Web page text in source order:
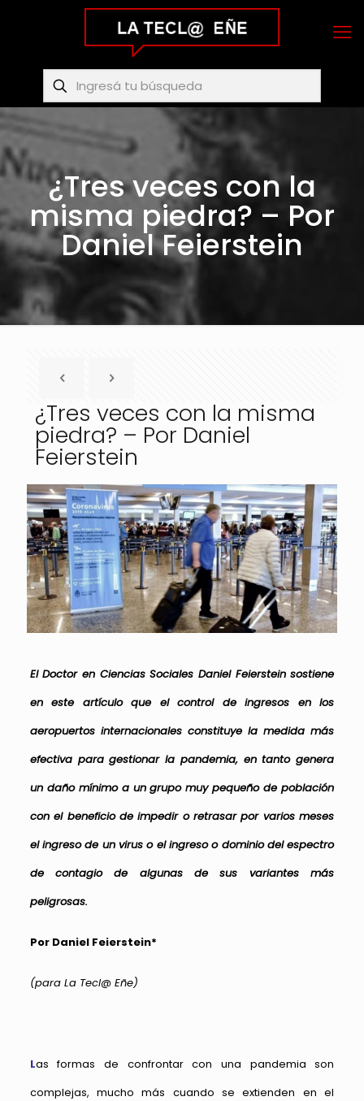
¿Tres veces con la
misma piedra? – Por
Daniel Feierstein
¿Tres veces con la misma
piedra? – Por Daniel
Feierstein
El Doctor en Ciencias Sociales Daniel Feierstein sostiene
en este artículo que el control de ingresos en los
aeropuertos internacionales constituye la medida más
efectiva para gestionar la pandemia, en tanto genera
un daño mínimo a un grupo muy pequeño de población
con el beneficio de impedir o retrasar por varios meses
el ingreso de un virus o el ingreso o dominio del espectro
de contagio de algunas de sus variantes más
peligrosas.
Por Daniel Feierstein*
(para La Tecl@ Eñe)
Las formas de confrontar con una pandemia son
complejas, mucho más cuando se extienden en el